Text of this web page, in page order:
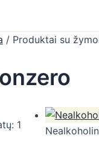
/ Produktai su
1